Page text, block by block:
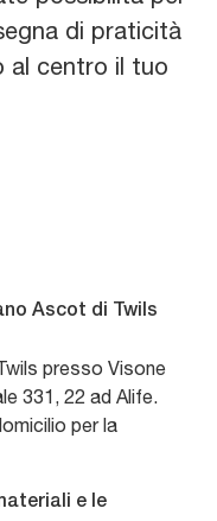
di praticità
al centro il tuo
Ascot di Twils
presso Visone
331, 22 ad Alife.
per la
e le